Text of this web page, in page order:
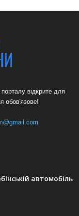
відкрите для
обов'язове!
автомобіль